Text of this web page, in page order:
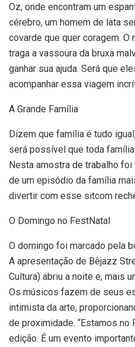
Oz, onde encontram um
cérebro, um homem de lata
covarde que quer coragem. O
traga a vassoura da bruxa
ganhar sua ajuda. Será que
acompanhar essa viagem
A Grande Família
Dizem que família é tudo
será possível que toda
Nesta amostra de trabalho
de um episódio da família
divertir com esse sitcom
O Domingo no FestNatal
O domingo foi marcado pela
A apresentação de Bêjazz
Cultura) abriu a noite e, mais
Os músicos fazem de seus
intimista da arte,
de proximidade. “Estamos
edição. É um evento